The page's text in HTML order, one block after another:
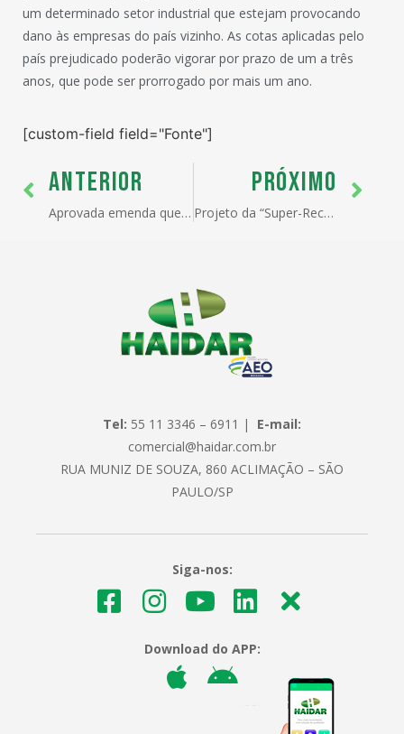
um determinado setor industrial que estejam provocando
dano às empresas do país vizinho. As cotas aplicadas pelo
país prejudicado poderão vigorar por prazo de um a três
anos, que pode ser prorrogado por mais um ano.
[custom-field field="Fonte"]
ANTERIOR
Aprovada emenda que muda regra para importação
PRÓXIMO
Projeto da “Super-Receita” vai ao Senado
Tel: 55 11 3346 – 6911 | E-mail:
comercial@haidar.com.br
RUA MUNIZ DE SOUZA, 860 ACLIMAÇÃO – SÃO
PAULO/SP
Siga-nos:
Download do APP: